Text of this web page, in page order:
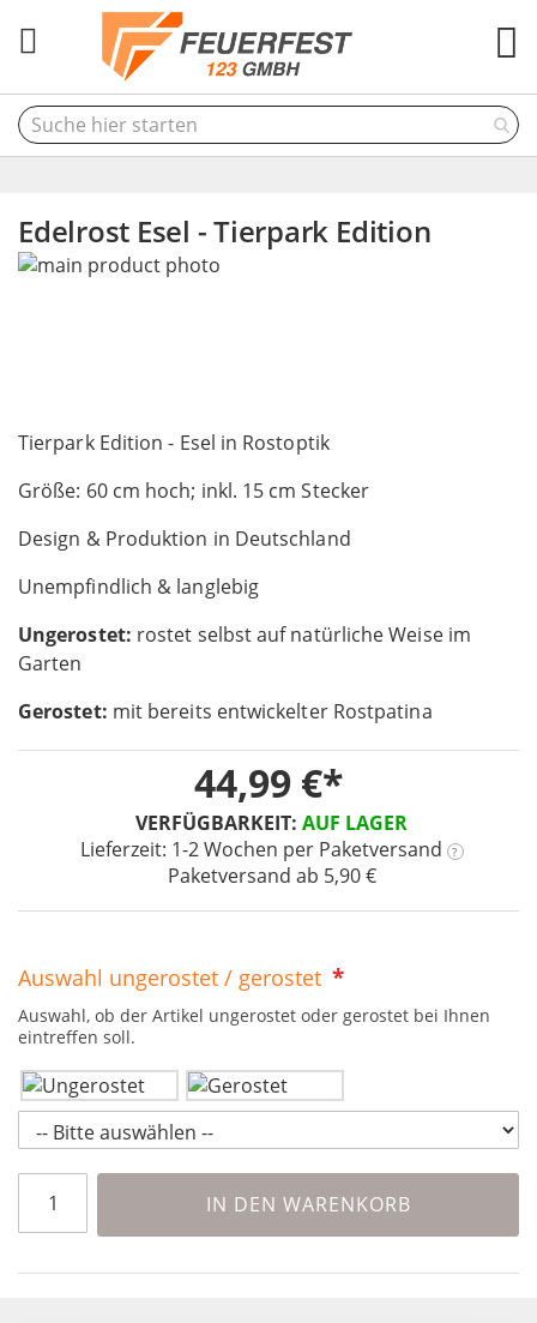
Edelrost Esel - Tierpark Edition
Tierpark Edition - Esel in Rostoptik
Größe: 60 cm hoch; inkl. 15 cm Stecker
Design & Produktion in Deutschland
Unempfindlich & langlebig
Ungerostet: rostet selbst auf natürliche Weise im
Garten
Gerostet: mit bereits entwickelter Rostpatina
VERFÜGBARKEIT: AUF LAGER
Lieferzeit: 1-2 Wochen per Paketversand ?
Paketversand ab 5,90 €
44,99 €
Auswahl ungerostet / gerostet
Auswahl, ob der Artikel ungerostet oder gerostet bei Ihnen
eintreffen soll.
IN DEN WARENKORB
Skip
gallery
to
beginning
the
images
gallery